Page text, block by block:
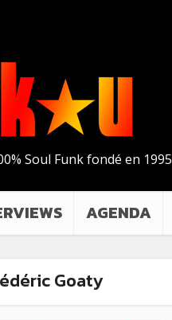
Soul Funk fondé en 1995
AGENDA
Goaty